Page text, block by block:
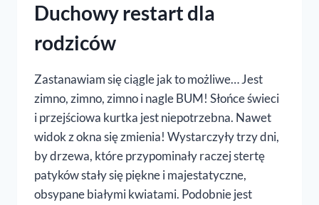
Duchowy restart dla
rodziców
Zastanawiam się ciągle jak to możliwe… Jest
zimno, zimno, zimno i nagle BUM! Słońce świeci
i przejściowa kurtka jest niepotrzebna. Nawet
widok z okna się zmienia! Wystarczyły trzy dni,
by drzewa, które przypominały raczej stertę
patyków stały się piękne i majestatyczne,
obsypane białymi kwiatami. Podobnie jest